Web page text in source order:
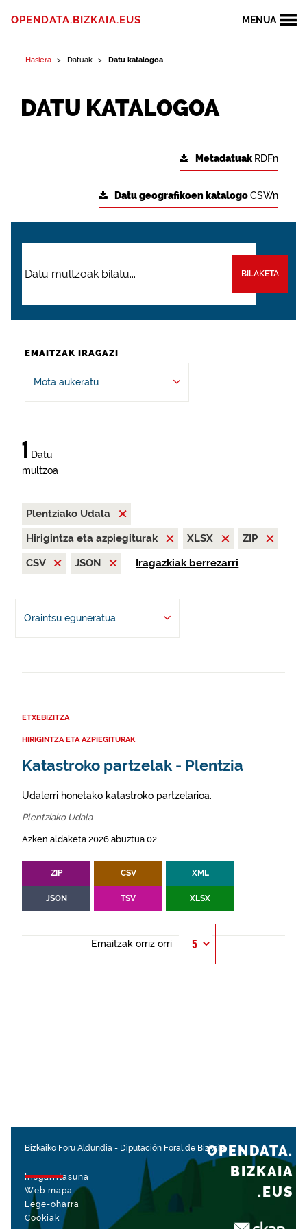
MENUA
OPENDATA.BIZKAIA.EUS
Hasiera Datuak Datu katalogoa
DATU KATALOGOA
Metadatuak RDFn
Datu geografikoen katalogoCSWn
BILAKETA
EMAITZAK IRAGAZI
Mota aukeratu
1 Datu
multzoa
Plentziako Udala
Hirigintza eta azpiegiturak
XLSX
ZIP
CSV
JSON Iragazkiak berrezarri
Oraintsu eguneratua
ETXEBIZITZA
HIRIGINTZA ETA AZPIEGITURAK
Katastroko partzelak - Plentzia
Udalerri honetako katastroko partzelarioa.
Plentziako Udala
Azken aldaketa 2026 abuztua 02
ZIP CSV XML
JSON TSV XLSX
Emaitzak orriz orri
Bizkaiko Foru Aldundia - Diputación Foral de Bizkaia
Irisgarritasuna
Web mapa
Lege-oharra
Cookiak
OPENDATA.
BIZKAIA
.EUS